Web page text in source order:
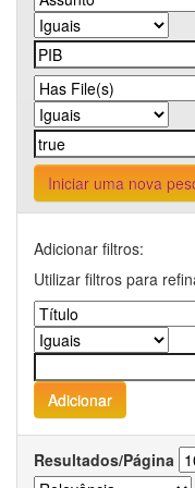
Iniciar uma nova
Adicionar filtros:
Utilizar filtros para
Resultados/Página